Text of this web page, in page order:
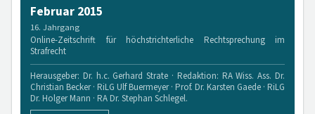
Februar 2015
16. Jahrgang
Online-Zeitschrift für höchstrichterliche Rechtsprechung im
Strafrecht
Herausgeber: Dr. h.c. Gerhard Strate · Redaktion: RA Wiss. Ass. Dr.
Christian Becker · RiLG Ulf Buermeyer · Prof. Dr. Karsten Gaede · RiLG
Dr. Holger Mann · RA Dr. Stephan Schlegel.